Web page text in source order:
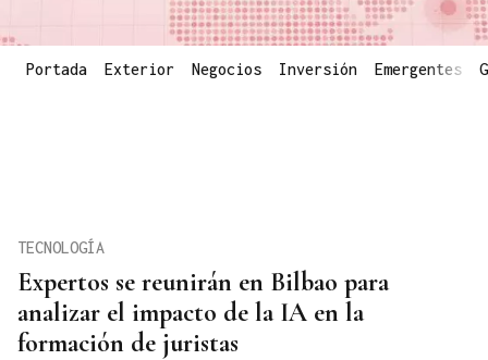
Portada Exterior Negocios Inversión Emergentes
Expertos se reunirán en Bilbao para
analizar el impacto de la IA en la
formación de juristas
TECNOLOGÍA